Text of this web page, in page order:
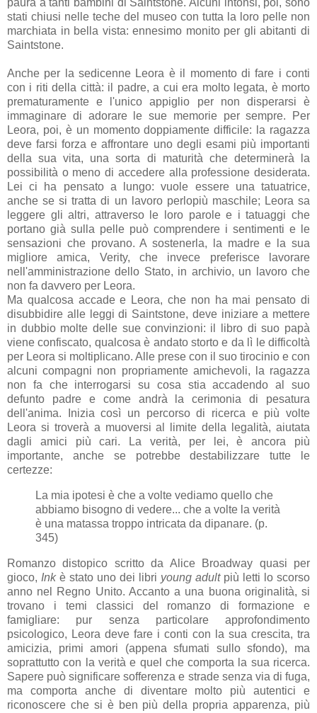
stati chiusi nelle teche del museo con tutta la loro pelle non
marchiata in bella vista: ennesimo monito per gli abitanti di
Saintstone.
Anche per la sedicenne Leora è il momento di fare i conti
con i riti della città: il padre, a cui era molto legata, è morto
prematuramente e l'unico appiglio per non disperarsi è
immaginare di adorare le sue memorie per sempre. Per
Leora, poi, è un momento doppiamente difficile: la ragazza
deve farsi forza e affrontare uno degli esami più importanti
della sua vita, una sorta di maturità che determinerà la
possibilità o meno di accedere alla professione desiderata.
Lei ci ha pensato a lungo: vuole essere una tatuatrice,
anche se si tratta di un lavoro perlopiù maschile; Leora sa
leggere gli altri, attraverso le loro parole e i tatuaggi che
portano già sulla pelle può comprendere i sentimenti e le
sensazioni che provano. A sostenerla, la madre e la sua
migliore amica, Verity, che invece preferisce lavorare
nell'amministrazione dello Stato, in archivio, un lavoro che
non fa davvero per Leora.
Ma qualcosa accade e Leora, che non ha mai pensato di
disubbidire alle leggi di Saintstone, deve iniziare a mettere
in dubbio molte delle sue convinzioni: il libro di suo papà
viene confiscato, qualcosa è andato storto e da lì le difficoltà
per Leora si moltiplicano. Alle prese con il suo tirocinio e con
alcuni compagni non propriamente amichevoli, la ragazza
non fa che interrogarsi su cosa stia accadendo al suo
defunto padre e come andrà la cerimonia di pesatura
dell'anima. Inizia così un percorso di ricerca e più volte
Leora si troverà a muoversi al limite della legalità, aiutata
dagli amici più cari. La verità, per lei, è ancora più
importante, anche se potrebbe destabilizzare tutte le
certezze:
La mia ipotesi è che a volte vediamo quello che
abbiamo bisogno di vedere... che a volte la verità
è una matassa troppo intricata da dipanare. (p.
345)
Romanzo distopico scritto da Alice Broadway quasi per
gioco, Inkè stato uno dei libri young adultpiù letti lo scorso
anno nel Regno Unito. Accanto a una buona originalità, si
trovano i temi classici del romanzo di formazione e
famigliare: pur senza particolare approfondimento
psicologico, Leora deve fare i conti con la sua crescita, tra
amicizia, primi amori (appena sfumati sullo sfondo), ma
soprattutto con la verità e quel che comporta la sua ricerca.
Sapere può significare sofferenza e strade senza via di fuga,
ma comporta anche di diventare molto più autentici e
riconoscere che si è ben più della propria apparenza, più